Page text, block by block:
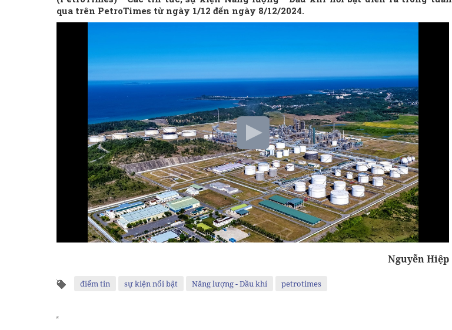
qua trên PetroTimes từ ngày 1/12 đến ngày 8/12/2024.
Nguyễn Hiệp
điểm tin sự kiện nổi bật Năng lượng - Dầu khí petrotimes